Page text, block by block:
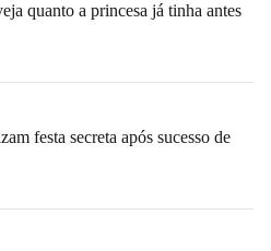
quanto a princesa já tinha antes
festa secreta após sucesso de